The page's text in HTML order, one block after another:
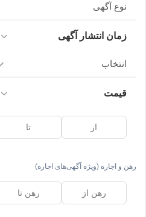
نوع آگهی
زمان انتشار آگهی
انتخاب
قیمت
رهن و اجاره (ویژه آگهی‌های اجاره)